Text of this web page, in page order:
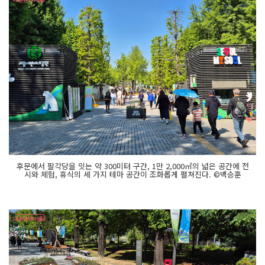
후문에서 팔각당을 잇는 약 300미터 구간, 1만 2,000㎡의 넓은 공간에 전
시와 체험, 휴식의 세 가지 테마 공간이 조화롭게 펼쳐진다. ©백승훈